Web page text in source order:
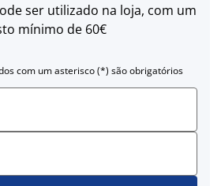
ser utilizado na loja, com um
mínimo de 60€
com um asterisco (*) são obrigatórios